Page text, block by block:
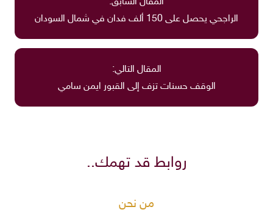
الراجحي يحصل على 150 ألف فدان في شمال السودان
المقال التالي:
الوقف حسنات تزف إلى القبور ايمن سامي
روابط قد تهمك..
من نحن